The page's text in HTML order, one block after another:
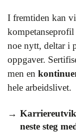
I fremtiden kan vi
noe nytt, deltar i
oppgaver.
men en
hele arbeidslivet.
neste steg